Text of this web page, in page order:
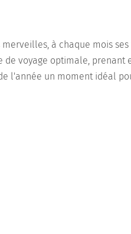
merveilles, à chaque mois
de voyage optimale,
l'année un moment idéal